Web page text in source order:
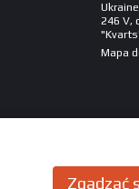
246 V,
Mapa
Zgadzać